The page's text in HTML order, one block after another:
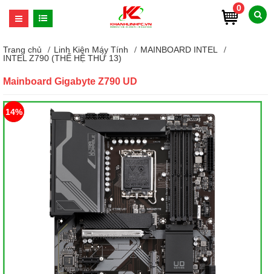
0
Trang chủ Linh Kiện Máy Tính
MAINBOARD INTEL
INTEL Z790 (THẾ HỆ THỨ 13)
Mainboard Gigabyte Z790 UD
14%